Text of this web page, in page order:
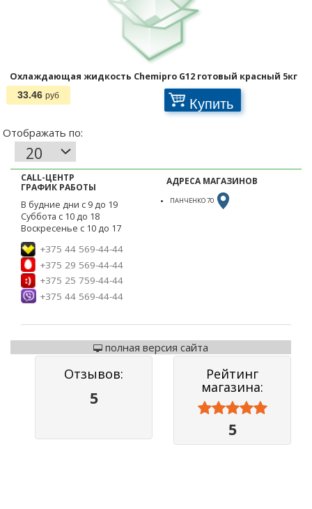
Охлаждающая жидкость Chemipro G12 готовый красный 5кг
33.46 руб Купить
CALL-ЦЕНТР
ГРАФИК РАБОТЫ
В будние дни с 9 до 19
Суббота с 10 до 18
Воскресенье с 10 до 17
+375 44 569-44-44
+375 29 569-44-44
+375 25 759-44-44
+375 44 569-44-44
АДРЕСА МАГАЗИНОВ
ПАНЧЕНКО 70
полная версия сайта
Отзывов:
5
Рейтинг
магазина:



5